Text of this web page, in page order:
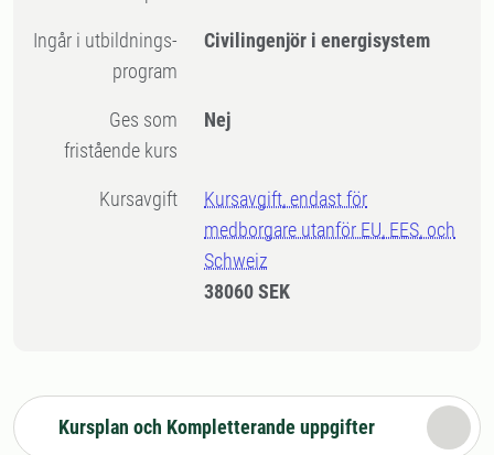
Ingår i utbildnings-
program
Civilingenjör i energisystem
Ges som
fristående kurs
Nej
Kursavgift
Kursavgift, endast för
medborgare utanför EU, EES, och
Schweiz
38060 SEK
Kursplan och Kompletterande uppgifter